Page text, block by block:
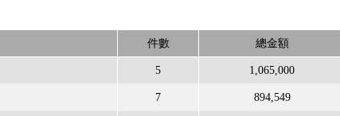
件數 總金額
5 1,065,000
7 894,549